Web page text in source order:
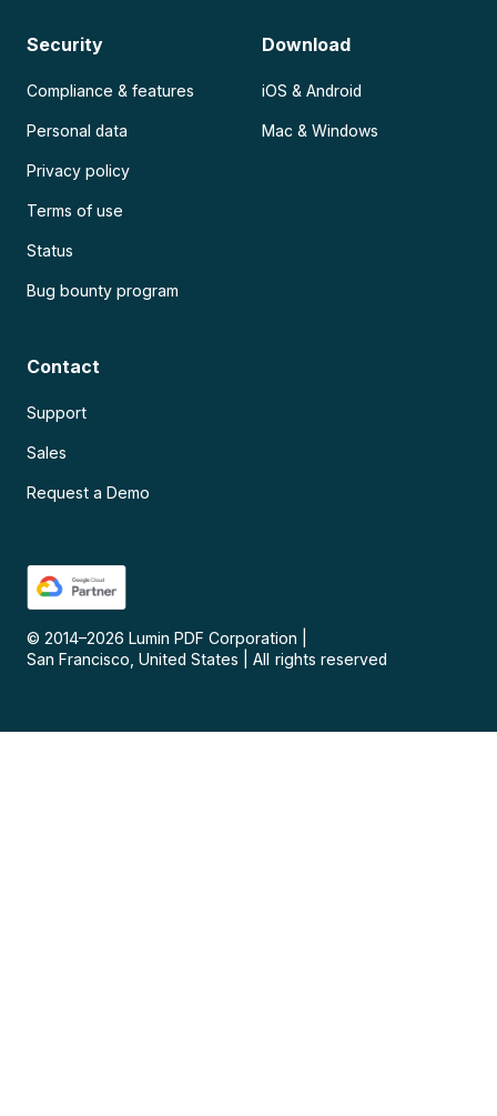
Security
Compliance & features
Personal data
Privacy policy
Terms of use
Status
Bug bounty program
Download
iOS & Android
Mac & Windows
Contact
Support
Sales
Request a Demo
© 2014–2026 Lumin PDF Corporation
San Francisco, United States
All rights reserved